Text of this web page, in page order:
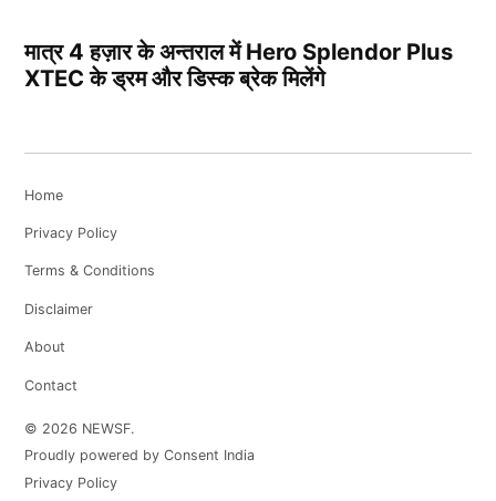
मात्र 4 हज़ार के अन्तराल में Hero Splendor Plus
XTEC के ड्रम और डिस्क ब्रेक मिलेंगे
Home
Privacy Policy
Terms & Conditions
Disclaimer
About
Contact
© 2026 NEWSF.
Proudly powered by Consent India
Privacy Policy